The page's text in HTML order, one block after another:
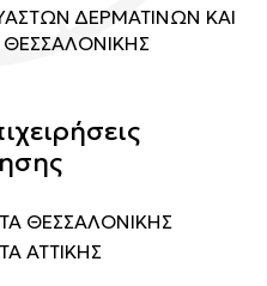
ΔΕΡΜΑΤΙΝΩΝ ΚΑΙ
ΘΕΣΣΑΛΟΝΙΚΗΣ
ΑΤΤΙΚΗΣ